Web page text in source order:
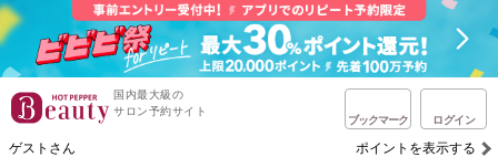
国内最大級の
サロン予約サイト
ブックマーク ログイン
ゲストさん ポイントを表示する